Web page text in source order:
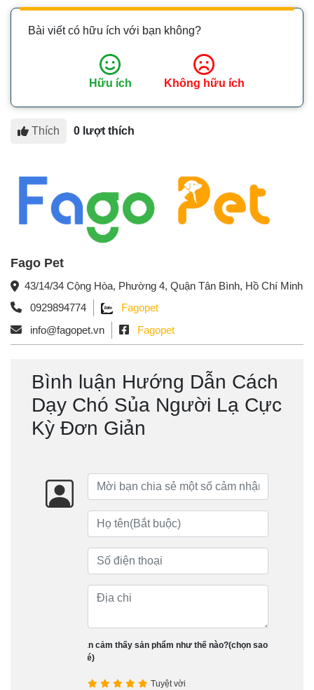
Bài viết có hữu ích với bạn không?
Hữu ích Không hữu ích
Thích 0 lượt thích
Fago Pet
43/14/34 Cộng Hòa, Phường 4, Quận Tân Bình, Hồ Chí Minh
0929894774
Fagopet
info@fagopet.vn
Fagopet
Bình luận Hướng Dẫn Cách
Dạy Chó Sủa Người Lạ Cực
Kỳ Đơn Giản
Bạn cảm thấy sản phẩm như thế nào?(chọn sao
nhé)
Tuyệt vời